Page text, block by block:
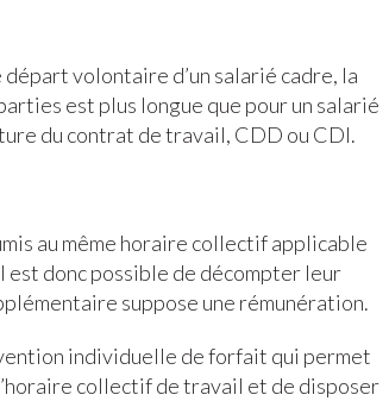
volontaire d’un salarié cadre, la
est plus longue que pour un salarié
du contrat de travail, CDD ou CDI.
au même horaire collectif applicable
est donc possible de décompter leur
suppose une rémunération.
individuelle de forfait qui permet
collectif de travail et de disposer